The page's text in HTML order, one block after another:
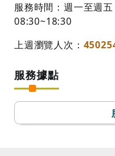
服務時間：週一至週五
08:30~18:30
上週瀏覽人次：
服務據點